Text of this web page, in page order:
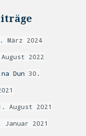
März 2024
2022
Dun 30.
August 2021
Januar 2021